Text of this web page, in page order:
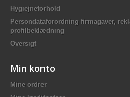
Hygiejneforhold
Persondataforordning firmagaver,
profilbeklædning
Oversigt
Min konto
Mine ordrer